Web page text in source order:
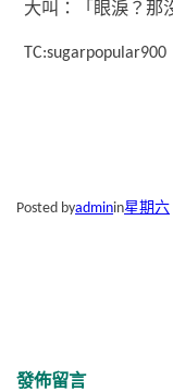
大叫：「眼淚？那
TC:sugarpopular900
Posted byadminin星期六
發佈留言